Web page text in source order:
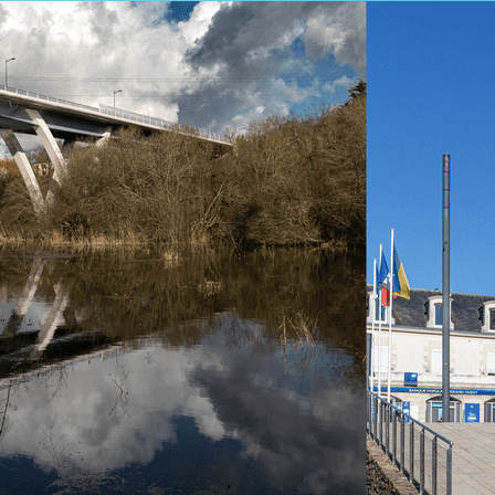
Exporter les lignes sélectionnées
Exporter toutes les colonnes
Exporter uniquement les colonnes affichées
Menu
?>
Images de la page d'accueil
Cliquez pour éditer